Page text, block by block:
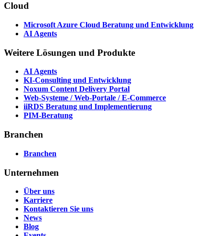
Cloud
Microsoft Azure Cloud Beratung und Entwicklung
AI Agents
Weitere Lösungen und Produkte
AI Agents
KI-Consulting und Entwicklung
Noxum Content Delivery Portal
Web-Systeme / Web-Portale / E-Commerce
iiRDS Beratung und Implementierung
PIM-Beratung
Branchen
Branchen
Unternehmen
Über uns
Karriere
Kontaktieren Sie uns
News
Blog